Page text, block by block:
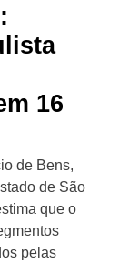
16
de Bens,
de São
que o
pelas